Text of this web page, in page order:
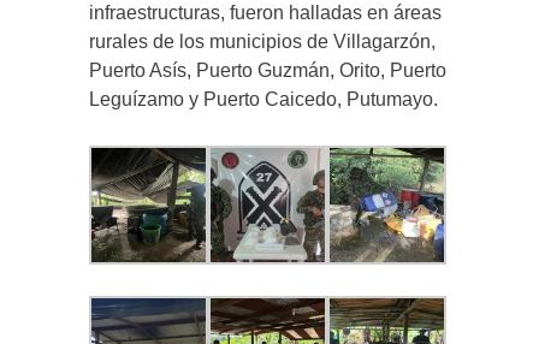
infraestructuras, fueron halladas en áreas
rurales de los municipios de Villagarzón,
Puerto Asís, Puerto Guzmán, Orito, Puerto
Leguízamo y Puerto Caicedo, Putumayo.